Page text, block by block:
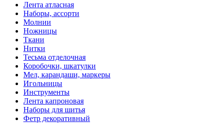
Лента атласная
Наборы, ассорти
Молнии
Ножницы
Ткани
Нитки
Тесьма отделочная
Коробочки, шкатулки
Мел, карандаши, маркеры
Игольницы
Инструменты
Лента капроновая
Наборы для шитья
Фетр декоративный